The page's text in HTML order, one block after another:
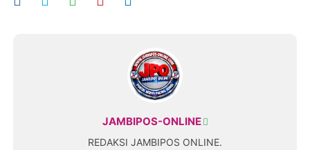
JAMBIPOS-ONLINE
REDAKSI JAMBIPOS ONLINE.